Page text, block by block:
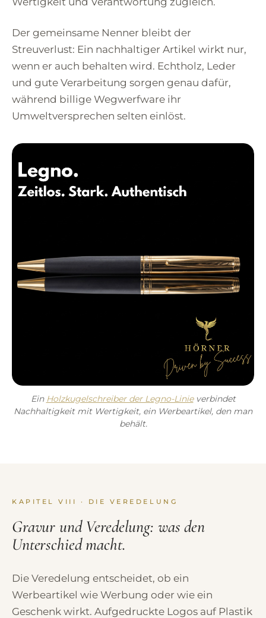
Der gemeinsame Nenner bleibt der
Streuverlust: Ein nachhaltiger Artikel wirkt nur,
wenn er auch behalten wird. Echtholz, Leder
und gute Verarbeitung sorgen genau dafür,
während billige Wegwerfware ihr
Umweltversprechen selten einlöst.
Ein Holzkugelschreiber der Legno-Linieverbindet
Nachhaltigkeit mit Wertigkeit, ein Werbeartikel, den man
behält.
KAPITEL VIII · DIE VEREDELUNG
Gravur und Veredelung: was den
Unterschied macht.
Die Veredelung entscheidet, ob ein
Werbeartikel wie Werbung oder wie ein
Geschenk wirkt. Aufgedruckte Logos auf Plastik